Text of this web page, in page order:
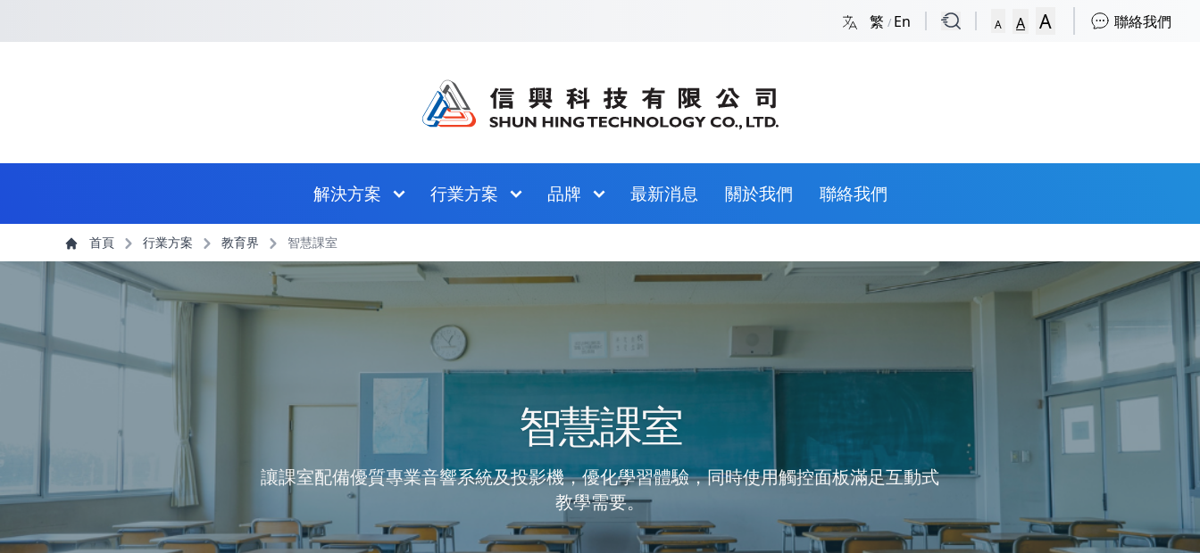
繁/ En A A A 聯絡我們
解決方案 行業方案 品牌 最新消息 關於我們 聯絡我們
首頁 行業方案 教育界 智慧課室
智慧課室
讓課室配備優質專業音響系統及投影機，優化學習體驗，同時使用觸控面板滿足互動式
教學需要。